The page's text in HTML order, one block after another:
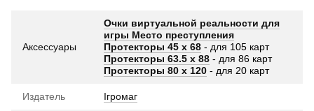
Аксессуары
Очки виртуальной реальности для
игры Место преступления
Протекторы 45 x 68 - для 105 карт
Протекторы 63.5 х 88 - для 86 карт
Протекторы 80 х 120 - для 20 карт
Издатель Ігромаг